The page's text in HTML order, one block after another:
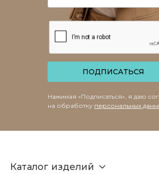
ПОДПИСАТЬСЯ
Нажимая «Подписаться», я даю
на обработку персональных
Каталог изделий